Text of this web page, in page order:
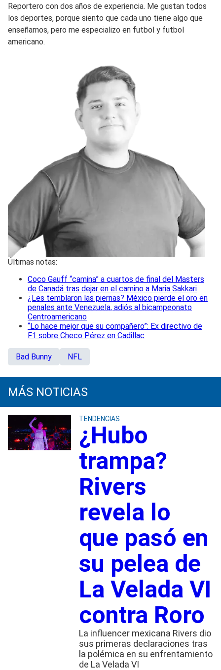
Reportero con dos años de experiencia. Me gustan todos
los deportes, porque siento que cada uno tiene algo que
enseñarnos, pero me especializo en futbol y futbol
americano.
Últimas notas:
Coco Gauff “camina” a cuartos de final del Masters
de Canadá tras dejar en el camino a Maria Sakkari
¿Les temblaron las piernas? México pierde el oro en
penales ante Venezuela, adiós al bicampeonato
Centroamericano
“Lo hace mejor que su compañero”: Ex directivo de
F1 sobre Checo Pérez en Cadillac
Bad Bunny NFL
MÁS NOTICIAS
TENDENCIAS
¿Hubo
trampa?
Rivers
revela lo
que pasó en
su pelea de
La Velada VI
contra Roro
La influencer mexicana Rivers dio
sus primeras declaraciones tras
la polémica en su enfrentamiento
de La Velada VI